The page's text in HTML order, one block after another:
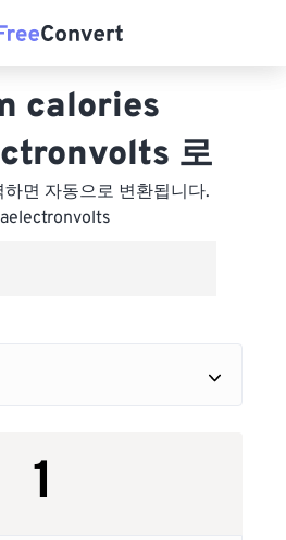
calories
로
면 자동으로 변환됩니다.